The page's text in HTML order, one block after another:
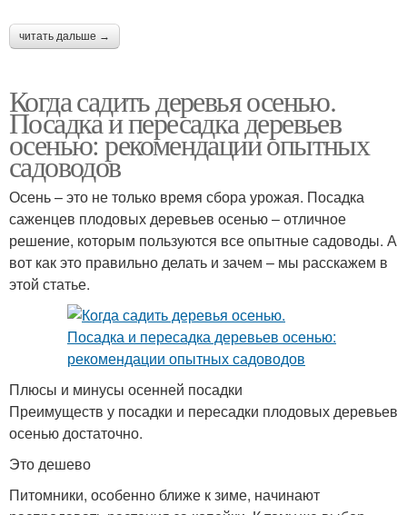
читать дальше →
Когда садить деревья осенью.
Посадка и пересадка деревьев
осенью: рекомендации опытных
садоводов
Осень – это не только время сбора урожая. Посадка
саженцев плодовых деревьев осенью – отличное
решение, которым пользуются все опытные садоводы. А
вот как это правильно делать и зачем – мы расскажем в
этой статье.
Плюсы и минусы осенней посадки
Преимуществ у посадки и пересадки плодовых деревьев
осенью достаточно.
Это дешево
Питомники, особенно ближе к зиме, начинают